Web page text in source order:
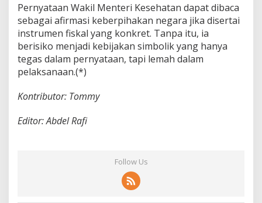
Pernyataan Wakil Menteri Kesehatan dapat dibaca
sebagai afirmasi keberpihakan negara jika disertai
instrumen fiskal yang konkret. Tanpa itu, ia
berisiko menjadi kebijakan simbolik yang hanya
tegas dalam pernyataan, tapi lemah dalam
pelaksanaan.(*)
Kontributor: Tommy
Editor: Abdel Rafi
Follow Us